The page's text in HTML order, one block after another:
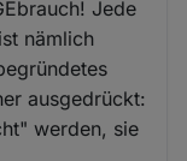
Jede
nämlich
ausgedrückt:
werden, sie